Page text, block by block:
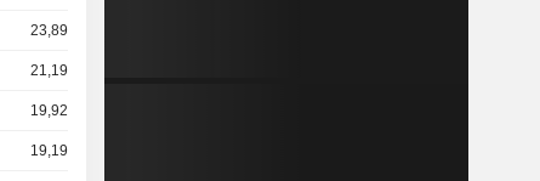
23,89 Md
21,19 Md
19,92 Md
19,19 Md